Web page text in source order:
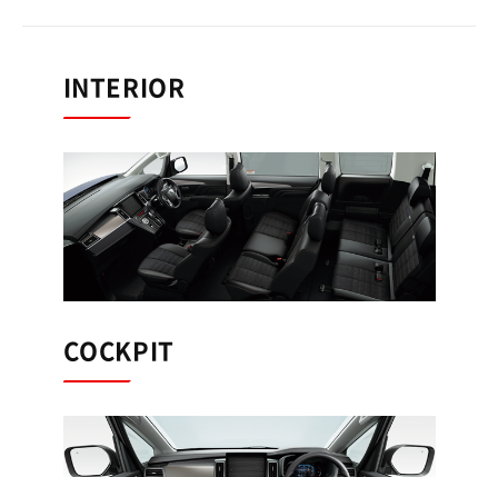
INTERIOR
COCKPIT